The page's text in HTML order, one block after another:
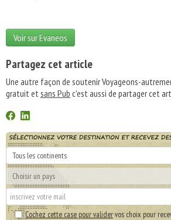
Voir sur Evaneos
Partagez cet article
Une autre façon de soutenir Voyageons-
gratuit etsans Pub c'est aussi de partager cet
Cochez cette case pour validervos choix pour